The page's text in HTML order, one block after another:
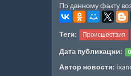
По данному факту
Теги: Происшествия
Дата публикации:
Автор новости: